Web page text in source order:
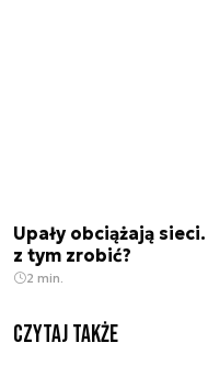
Upały obciążają
z tym zrobić?
2 min.
Czytaj także